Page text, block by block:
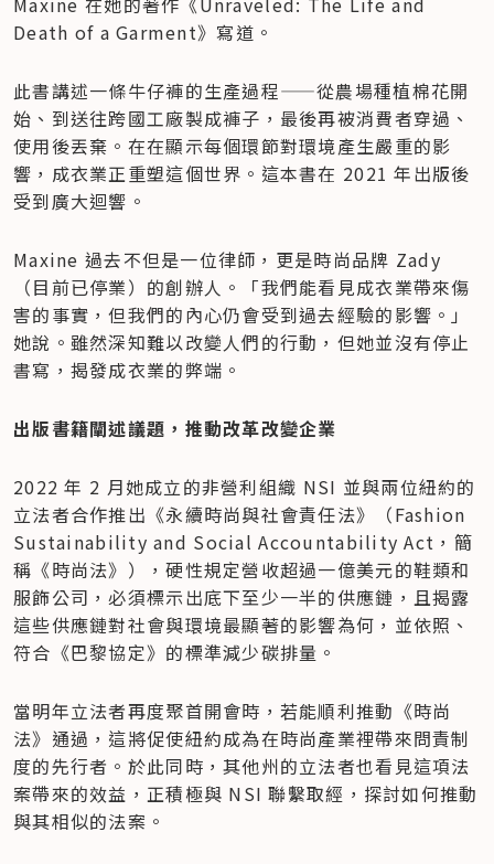
Death of a Garment》寫道。
此書講述一條牛仔褲的生產過程——從農場種植棉花開
始、到送往跨國工廠製成褲子，最後再被消費者穿過、
使用後丟棄。在在顯示每個環節對環境產生嚴重的影
響，成衣業正重塑這個世界。這本書在 2021 年出版後
受到廣大迴響。
Maxine 過去不但是一位律師，更是時尚品牌 Zady
（目前已停業）的創辦人。「我們能看見成衣業帶來傷
害的事實，但我們的內心仍會受到過去經驗的影響。」
她說。雖然深知難以改變人們的行動，但她並沒有停止
書寫，揭發成衣業的弊端。
出版書籍闡述議題，推動改革改變企業
2022 年 2 月她成立的非營利組織 NSI 並與兩位紐約的
立法者合作推出《永續時尚與社會責任法》（Fashion
Sustainability and Social Accountability Act，簡
稱《時尚法》），硬性規定營收超過一億美元的鞋類和
服飾公司，必須標示出底下至少一半的供應鏈，且揭露
這些供應鏈對社會與環境最顯著的影響為何，並依照、
符合《巴黎協定》的標準減少碳排量。
當明年立法者再度聚首開會時，若能順利推動《時尚
法》通過，這將促使紐約成為在時尚產業裡帶來問責制
度的先行者。於此同時，其他州的立法者也看見這項法
案帶來的效益，正積極與 NSI 聯繫取經，探討如何推動
與其相似的法案。